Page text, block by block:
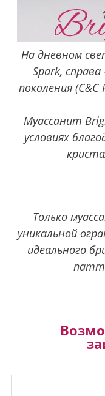
На дневном
Spark,
поколения (C&C
Муассанит
условиях
Только
уникальной
идеального